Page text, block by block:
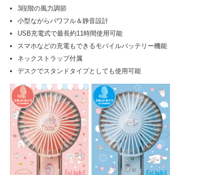
3段階の風力調節
小型ながらパワフル＆静音設計
USB充電式で最長約11時間使用可能
スマホなどの充電もできるモバイルバッテリー機能
ネックストラップ付属
デスクでスタンドタイプとしても使用可能